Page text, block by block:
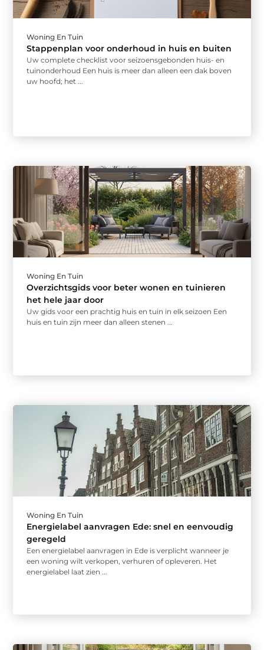
Woning En Tuin
Stappenplan voor onderhoud in huis en buiten
Uw complete checklist voor seizoensgebonden huis- en
tuinonderhoud Een huis is meer dan alleen een dak boven
uw hoofd; het ...
Woning En Tuin
Overzichtsgids voor beter wonen en tuinieren
het hele jaar door
Uw gids voor een prachtig huis en tuin in elk seizoen Een
huis en tuin zijn meer dan alleen stenen ...
Woning En Tuin
Energielabel aanvragen Ede: snel en eenvoudig
geregeld
Een energielabel aanvragen in Ede is verplicht wanneer je
een woning wilt verkopen, verhuren of opleveren. Het
energielabel laat zien ...